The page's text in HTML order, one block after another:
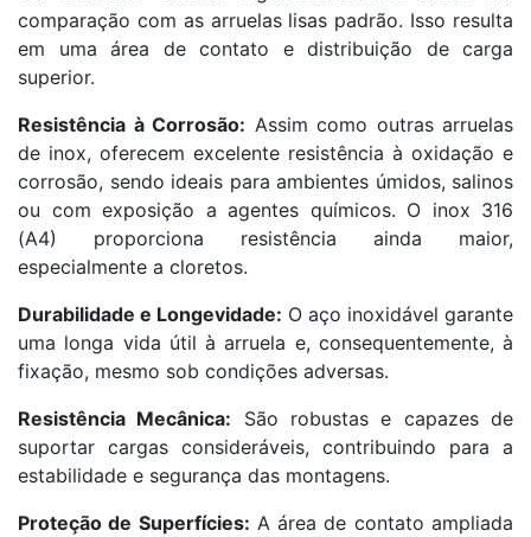
comparação com as arruelas lisas padrão. Isso resulta
em uma área de contato e distribuição de carga
superior.
Resistência à Corrosão: Assim como outras arruelas
de inox, oferecem excelente resistência à oxidação e
corrosão, sendo ideais para ambientes úmidos, salinos
ou com exposição a agentes químicos. O inox 316
(A4) proporciona resistência ainda maior,
especialmente a cloretos.
Durabilidade e Longevidade: O aço inoxidável garante
uma longa vida útil à arruela e, consequentemente, à
fixação, mesmo sob condições adversas.
Resistência Mecânica: São robustas e capazes de
suportar cargas consideráveis, contribuindo para a
estabilidade e segurança das montagens.
Proteção de Superfícies: A área de contato ampliada